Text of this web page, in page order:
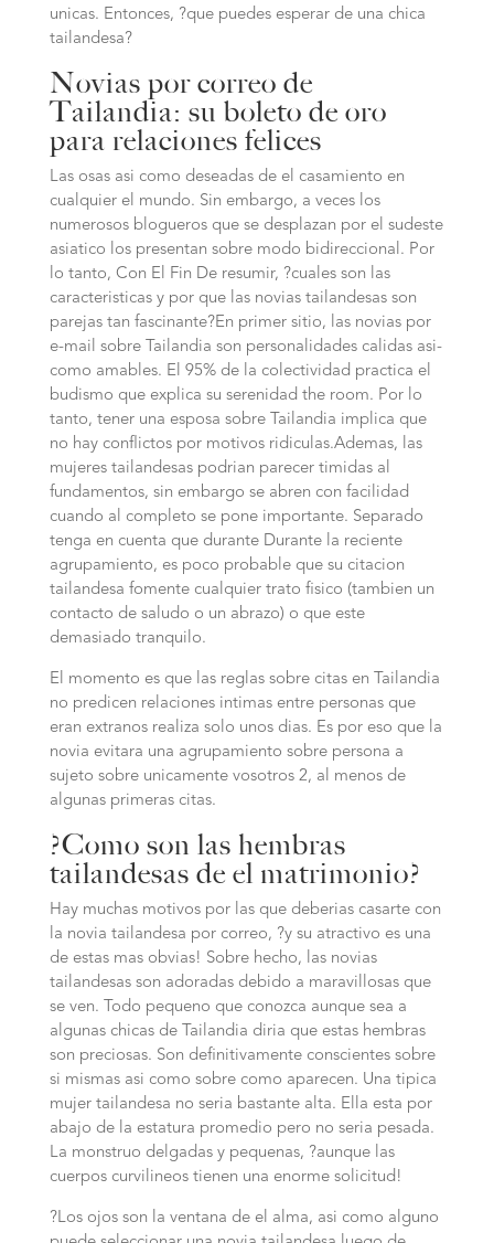
unicas. Entonces, ?que puedes esperar de una chica
tailandesa?
Novias por correo de
Tailandia: su boleto de oro
para relaciones felices
Las osas asi­ como deseadas de el casamiento en
cualquier el mundo. Sin embargo, a veces los
numerosos blogueros que se desplazan por el sudeste
asiatico los presentan sobre modo bidireccional. Por
lo tanto, Con El Fin De resumir, ?cuales son las
caracteristicas y por que las novias tailandesas son
parejas tan fascinante?En primer sitio, las novias por
e-mail sobre Tailandia son personalidades calidas asi­
como amables. El 95% de la colectividad practica el
budismo que explica su serenidad the room. Por lo
tanto, tener una esposa sobre Tailandia implica que
no hay conflictos por motivos ridiculas.Ademas, las
mujeres tailandesas podri­an parecer timidas al
fundamentos, sin embargo se abren con facilidad
cuando al completo se pone importante. Separado
tenga en cuenta que durante Durante la reciente
agrupamiento, es poco probable que su citacion
tailandesa fomente cualquier trato fisico (tambien un
contacto de saludo o un abrazo) o que este
demasiado tranquilo.
El momento es que las reglas sobre citas en Tailandia
no predicen relaciones intimas entre personas que
eran extranos realiza solo unos dias. Es por eso que la
novia evitara una agrupamiento sobre persona a
sujeto sobre unicamente vosotros 2, al menos de
algunas primeras citas.
?Como son las hembras
tailandesas de el matrimonio?
Hay muchas motivos por las que deberias casarte con
la novia tailandesa por correo, ?y su atractivo es una
de estas mas obvias! Sobre hecho, las novias
tailandesas son adoradas debido a maravillosas que
se ven. Todo pequeno que conozca aunque sea a
algunas chicas de Tailandia diria que estas hembras
son preciosas. Son definitivamente conscientes sobre
si mismas asi­ como sobre como aparecen. Una tipica
mujer tailandesa no seri­a bastante alta. Ella esta por
abajo de la estatura promedio pero no seri­a pesada.
La monstruo delgadas y pequenas, ?aunque las
cuerpos curvilineos tienen una enorme solicitud!
?Los ojos son la ventana de el alma, asi­ como alguno